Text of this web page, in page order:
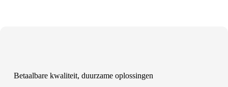
Betaalbare kwaliteit, duurzame oplossingen